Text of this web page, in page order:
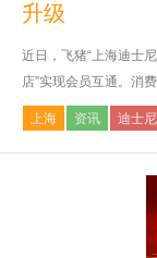
升级
近日，飞猪“上海迪士
店”实现会员互通。消
上海 资讯 迪士尼